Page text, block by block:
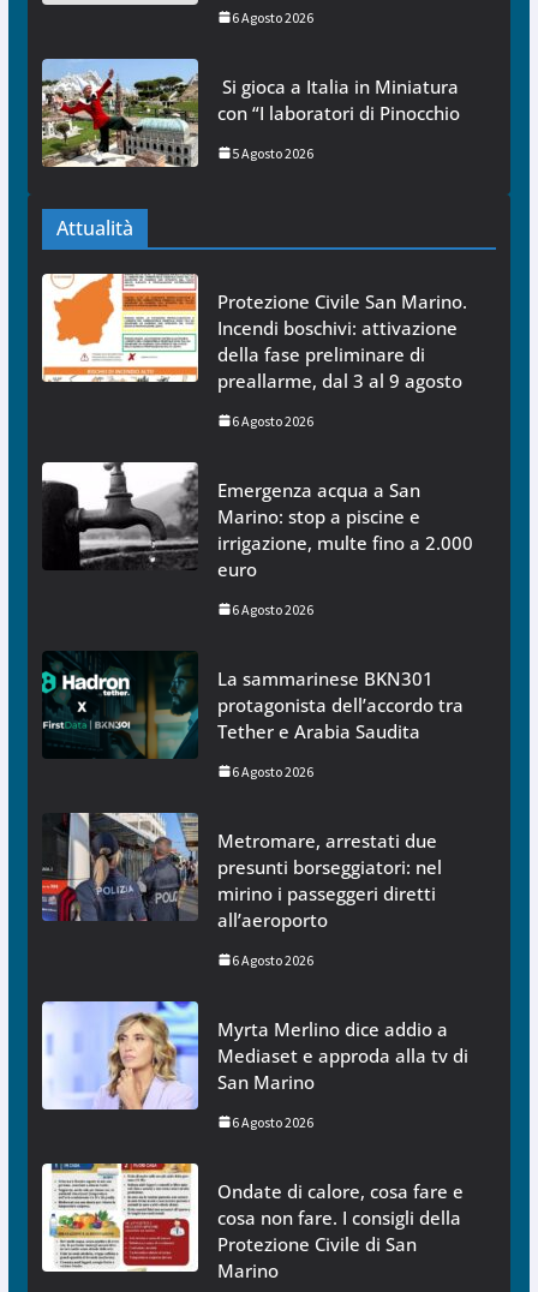
6 Agosto 2026
Si gioca a Italia in Miniatura
con “I laboratori di Pinocchio
5 Agosto 2026
Attualità
Protezione Civile San Marino.
Incendi boschivi: attivazione
della fase preliminare di
preallarme, dal 3 al 9 agosto
6 Agosto 2026
Emergenza acqua a San
Marino: stop a piscine e
irrigazione, multe fino a 2.000
euro
6 Agosto 2026
La sammarinese BKN301
protagonista dell’accordo tra
Tether e Arabia Saudita
6 Agosto 2026
Metromare, arrestati due
presunti borseggiatori: nel
mirino i passeggeri diretti
all’aeroporto
6 Agosto 2026
Myrta Merlino dice addio a
Mediaset e approda alla tv di
San Marino
6 Agosto 2026
Ondate di calore, cosa fare e
cosa non fare. I consigli della
Protezione Civile di San
Marino